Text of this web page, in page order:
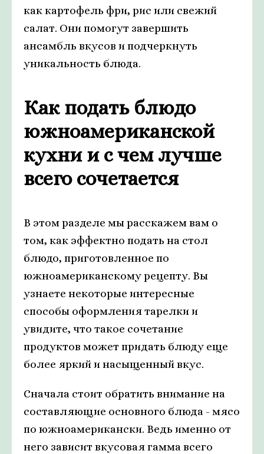
как картофель фри, рис или свежий
салат. Они помогут завершить
ансамбль вкусов и подчеркнуть
уникальность блюда.
Как подать блюдо
южноамериканской
кухни и с чем лучше
всего сочетается
В этом разделе мы расскажем вам о
том, как эффектно подать на стол
блюдо, приготовленное по
южноамериканскому рецепту. Вы
узнаете некоторые интересные
способы оформления тарелки и
увидите, что такое сочетание
продуктов может придать блюду еще
более яркий и насыщенный вкус.
Сначала стоит обратить внимание на
составляющие основного блюда - мясо
по южноамерикански. Ведь именно от
него зависит вкусовая гамма всего